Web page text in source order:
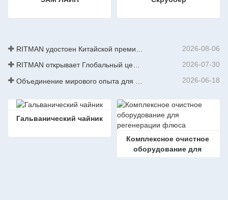
2026-08-06
RITMAN открывает Глобальный центр обслуживания клиентов для повышения уровня поддержки полного жизненного цикла для клиентов по всему миру 2026-07-30
2026-06-18
Гальванический чайник
Комплексное очистное
оборудование для